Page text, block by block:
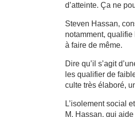
d’atteinte. Ça ne
Steven Hassan,
notamment,
à faire de même.
Dire qu’il s’agit
les qualifier de
culte très élaboré,
L’isolement social
M. Hassan, qui